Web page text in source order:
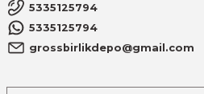
5335125794
5335125794
grossbirlikdepo@gmail.com